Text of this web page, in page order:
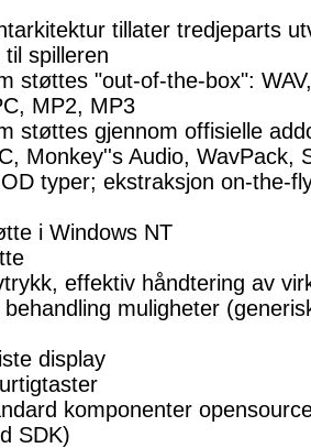
tillater tredjeparts
spilleren
støttes "out-of-the-box":
MP2, MP3
støttes gjennom offisielle
Monkey''s Audio, WavPack,
typer; ekstraksjon on-the-
i Windows NT
effektiv håndtering av
muligheter
display
komponenter
SDK)